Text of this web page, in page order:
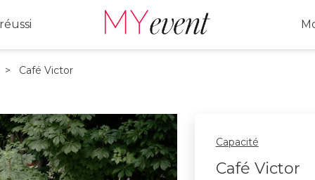
> Café Victor
Capacité
Café Victor